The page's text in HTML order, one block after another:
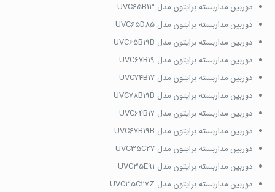
دوربین مداربسته برایتون مدل UVC65B13
دوربین مداربسته برایتون مدل UVC65D85
دوربین مداربسته برایتون مدل UVC65B19B
دوربین مداربسته برایتون مدل UVC67B19
دوربین مداربسته برایتون مدل UVC74B17
دوربین مداربسته برایتون مدل UVC78B19B
دوربین مداربسته برایتون مدل UVC64B17
دوربین مداربسته برایتون مدل UVC67B19B
دوربین مداربسته برایتون مدل UVC35C27
دوربین مداربسته برایتون مدل UVC35E91
دوربین مداربسته برایتون مدل UVC35C27Z